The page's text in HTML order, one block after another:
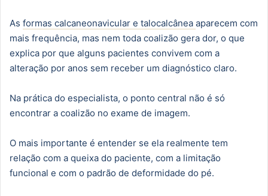
As formas calcaneonavicular e talocalcânea aparecem com
mais frequência, mas nem toda coalizão gera dor, o que
explica por que alguns pacientes convivem com a
alteração por anos sem receber um diagnóstico claro.
Na prática do especialista, o ponto central não é só
encontrar a coalizão no exame de imagem.
O mais importante é entender se ela realmente tem
relação com a queixa do paciente, com a limitação
funcional e com o padrão de deformidade do pé.